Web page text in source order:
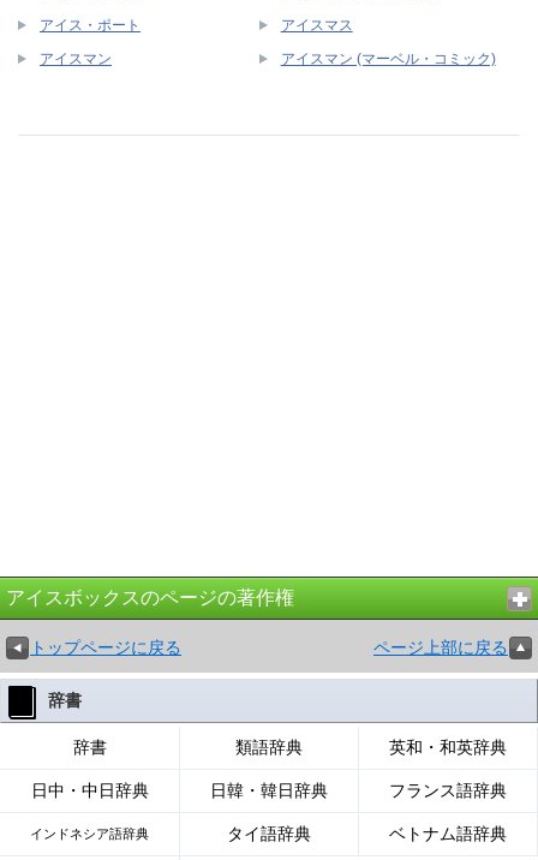
アイス・ポート アイスマス
アイスマン アイスマン (マーベル・コミック)
アイスボックスのページの著作権
トップページに戻る ページ上部に戻る
辞書
辞書 類語辞典 英和・和英辞典
日中・中日辞典 日韓・韓日辞典 フランス語辞典
インドネシア語辞典 タイ語辞典 ベトナム語辞典